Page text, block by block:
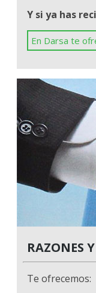
Y si ya has
En Darsa te
RAZONES
Te ofrecemos: